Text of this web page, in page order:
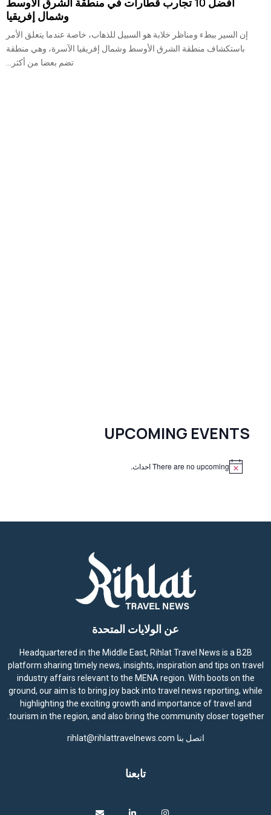
وشمال إفريقيا
إن السير ببطء ومناظر خلابة هو السبيل للذهاب، خاصة عندما يتعلق الأمر
باستكشاف منطقة الشرق الأوسط وشمال إفريقيا الآسرة، وهي منطقة
تضم بعضا من أكثر...
UPCOMING EVENTS
There are no upcoming احداث.
عن الولايات المتحدة
Headquartered in the Middle East, Rihlat Travel News is a B2B
platform sharing timely news, insights, inspiration and tips on travel
industry affairs relevant to the MENA region. With boots on the
ground, our aim is to bring joy back into travel news reporting, while
highlighting the exciting growth and importance of travel and
tourism in the region, and also bring the community closer together.
اتصل بنا rihlat@rihlattravelnews.com
تابعنا